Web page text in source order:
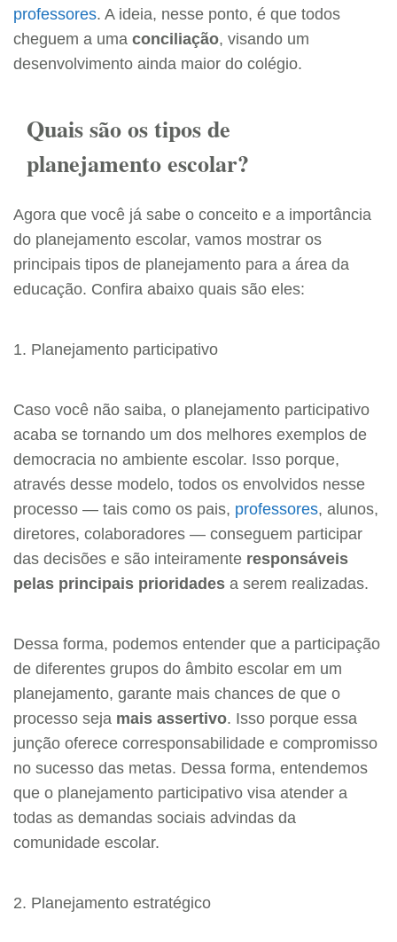
professores. A ideia, nesse ponto, é que todos
cheguem a uma conciliação, visando um
desenvolvimento ainda maior do colégio.
Quais são os tipos de
planejamento escolar?
Agora que você já sabe o conceito e a importância
do planejamento escolar, vamos mostrar os
principais tipos de planejamento para a área da
educação. Confira abaixo quais são eles:
1. Planejamento participativo
Caso você não saiba, o planejamento participativo
acaba se tornando um dos melhores exemplos de
democracia no ambiente escolar. Isso porque,
através desse modelo, todos os envolvidos nesse
processo — tais como os pais, professores, alunos,
diretores, colaboradores — conseguem participar
das decisões e são inteiramente responsáveis
pelas principais prioridades a serem realizadas.
Dessa forma, podemos entender que a participação
de diferentes grupos do âmbito escolar em um
planejamento, garante mais chances de que o
processo seja mais assertivo. Isso porque essa
junção oferece corresponsabilidade e compromisso
no sucesso das metas. Dessa forma, entendemos
que o planejamento participativo visa atender a
todas as demandas sociais advindas da
comunidade escolar.
2. Planejamento estratégico